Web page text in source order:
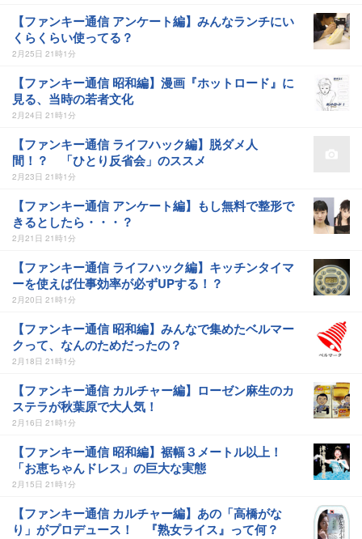
【ファンキー通信 アンケート編】みんなランチにい
くらくらい使ってる？
2月25日 21時1分
【ファンキー通信 昭和編】漫画『ホットロード』に
見る、当時の若者文化
2月24日 21時1分
【ファンキー通信 ライフハック編】脱ダメ人
間！？ 「ひとり反省会」のススメ
2月23日 21時1分
【ファンキー通信 アンケート編】もし無料で整形で
きるとしたら・・・？
2月21日 21時1分
【ファンキー通信 ライフハック編】キッチンタイマ
ーを使えば仕事効率が必ずUPする！？
2月20日 21時1分
【ファンキー通信 昭和編】みんなで集めたベルマー
クって、なんのためだったの？
2月18日 21時1分
【ファンキー通信 カルチャー編】ローゼン麻生のカ
ステラが秋葉原で大人気！
2月16日 21時1分
【ファンキー通信 昭和編】裾幅３メートル以上！
「お恵ちゃんドレス」の巨大な実態
2月15日 21時1分
【ファンキー通信 カルチャー編】あの「高橋がな
り」がプロデュース！ 『熟女ライス』って何？